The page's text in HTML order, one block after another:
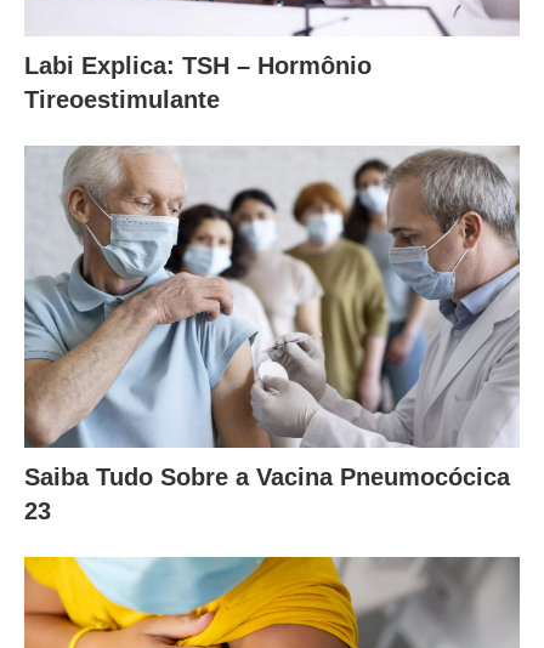
Labi Explica: TSH – Hormônio
Tireoestimulante
Saiba Tudo Sobre a Vacina Pneumocócica
23